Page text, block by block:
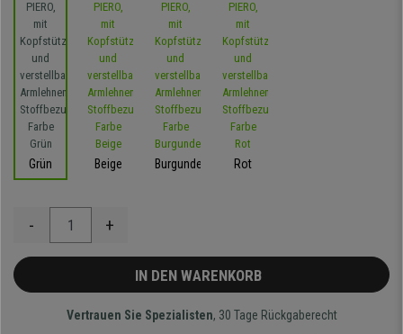
Grün Beige Burgunder Rot
- +
IN DEN WARENKORB
Vertrauen Sie Spezialisten, 30 Tage Rückgaberecht